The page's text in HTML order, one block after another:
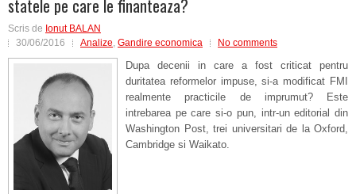
statele pe care le finanteaza?
Scris de Ionut BALAN
30/06/2016
Analize, Gandire economica No comments
Dupa decenii in care a fost criticat pentru
duritatea reformelor impuse, si-a modificat FMI
realmente practicile de imprumut? Este
intrebarea pe care si-o pun, intr-un editorial din
Washington Post, trei universitari de la Oxford,
Cambridge si Waikato.